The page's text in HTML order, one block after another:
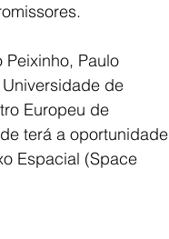
Paulo
de
Europeu de
terá a oportunidade
Espacial (Space